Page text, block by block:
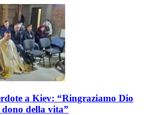
a Kiev: “Ringraziamo Dio
della vita”